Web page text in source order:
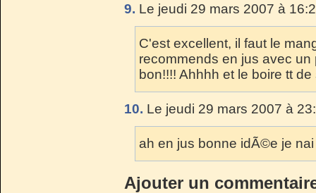
9. Le jeudi 29 mars 2007 à
C'est excellent, il faut le
recommends en jus avec
bon!!!! Ahhhh et le boire tt
10. Le jeudi 29 mars 2007 à
ah en jus bonne idÃ©e je
Ajouter un